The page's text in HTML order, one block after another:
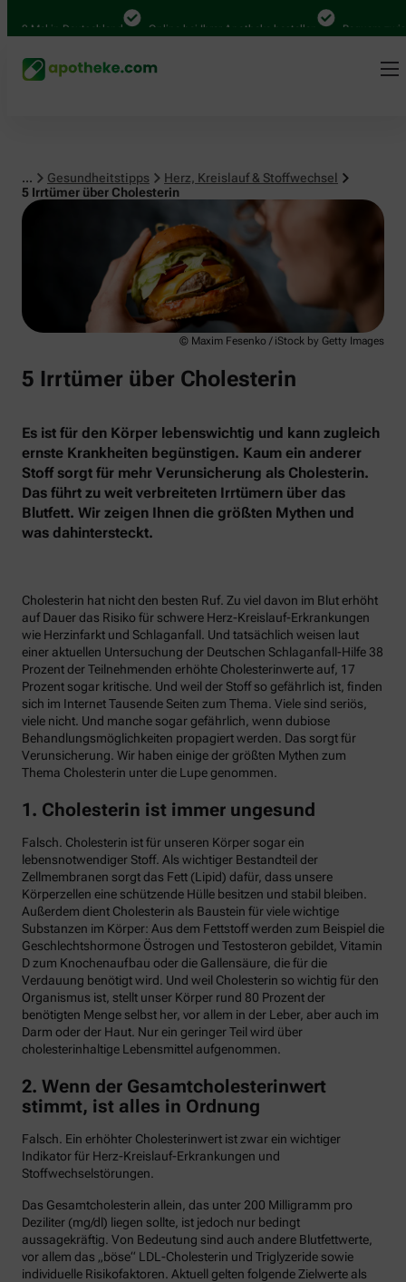
Mal in Deutschland Online bei Ihrer Apotheke bestellen Bequem
... Gesundheitstipps
Herz, Kreislauf & Stoffwechsel
5 Irrtümer über Cholesterin
Herz, Kreislauf & Stoffwechsel
© Maxim Fesenko / iStock by Getty Images
5 Irrtümer über Cholesterin
Es ist für den Körper lebenswichtig und kann zugleich
ernste Krankheiten begünstigen. Kaum ein anderer
Stoff sorgt für mehr Verunsicherung als Cholesterin.
Das führt zu weit verbreiteten Irrtümern über das
Blutfett. Wir zeigen Ihnen die größten Mythen und
was dahintersteckt.
Cholesterin hat nicht den besten Ruf. Zu viel davon im Blut erhöht
auf Dauer das Risiko für schwere Herz-Kreislauf-Erkrankungen
wie Herzinfarkt und Schlaganfall. Und tatsächlich weisen laut
einer aktuellen Untersuchung der Deutschen Schlaganfall-Hilfe 38
Prozent der Teilnehmenden erhöhte Cholesterinwerte auf, 17
Prozent sogar kritische. Und weil der Stoff so gefährlich ist, finden
sich im Internet Tausende Seiten zum Thema. Viele sind seriös,
viele nicht. Und manche sogar gefährlich, wenn dubiose
Behandlungsmöglichkeiten propagiert werden. Das sorgt für
Verunsicherung. Wir haben einige der größten Mythen zum
Thema Cholesterin unter die Lupe genommen.
1. Cholesterin ist immer ungesund
Falsch. Cholesterin ist für unseren Körper sogar ein
lebensnotwendiger Stoff. Als wichtiger Bestandteil der
Zellmembranen sorgt das Fett (Lipid) dafür, dass unsere
Körperzellen eine schützende Hülle besitzen und stabil bleiben.
Außerdem dient Cholesterin als Baustein für viele wichtige
Substanzen im Körper: Aus dem Fettstoff werden zum Beispiel die
Geschlechtshormone Östrogen und Testosteron gebildet, Vitamin
D zum Knochenaufbau oder die Gallensäure, die für die
Verdauung benötigt wird. Und weil Cholesterin so wichtig für den
Organismus ist, stellt unser Körper rund 80 Prozent der
benötigten Menge selbst her, vor allem in der Leber, aber auch im
Darm oder der Haut. Nur ein geringer Teil wird über
cholesterinhaltige Lebensmittel aufgenommen.
2. Wenn der Gesamtcholesterinwert
stimmt, ist alles in Ordnung
Falsch. Ein erhöhter Cholesterinwert ist zwar ein wichtiger
Indikator für Herz-Kreislauf-Erkrankungen und
Stoffwechselstörungen.
Das Gesamtcholesterin allein, das unter 200 Milligramm pro
Deziliter (mg/dl) liegen sollte, ist jedoch nur bedingt
aussagekräftig. Von Bedeutung sind auch andere Blutfettwerte,
vor allem das „böse“ LDL-Cholesterin und Triglyzeride sowie
individuelle Risikofaktoren. Aktuell gelten folgende Zielwerte als